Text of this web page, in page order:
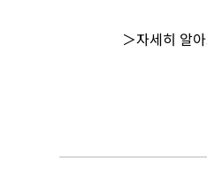
＞자세히 알